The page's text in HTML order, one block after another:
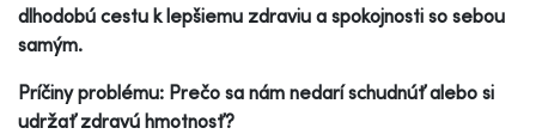
dlhodobú cestu k lepšiemu zdraviu a spokojnosti so sebou
samým.
Príčiny problému: Prečo sa nám nedarí schudnúť alebo si
udržať zdravú hmotnosť?